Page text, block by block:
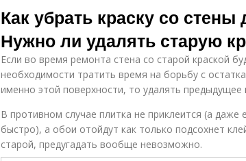
Как убрать краску со
Нужно ли удалять старую
Если во время ремонта стена со старой краской
необходимости тратить время на борьбу с
именно этой поверхности, то удалять предыдущее
В противном случае плитка не приклеится (а даже
быстро), а обои отойдут как только подсохнет
старой, предугадать вообще невозможно.